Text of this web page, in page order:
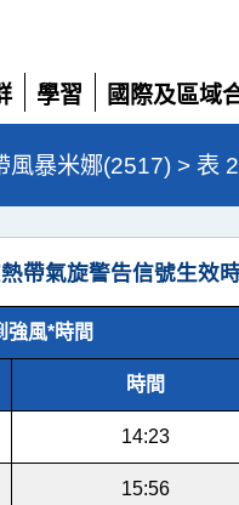
學習
展
開
國際及區域
展
開
風暴米娜(2517) > 表 2
氣旋警告信號生效
強風*時間
時間
14:23
15:56